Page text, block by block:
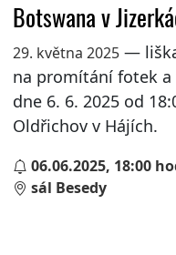
Botswana v
29. května 2025— liška
na promítání fotek
dne 6. 6. 2025 od
Oldřichov v Hájích.
06.06.2025, 18:00
sál Besedy